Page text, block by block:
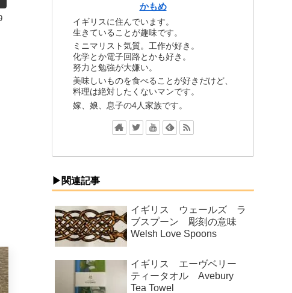
かもめ
イギリスに住んでいます。
生きていることが趣味です。
ミニマリスト気質。工作が好き。
化学とか電子回路とかも好き。
努力と勉強が大嫌い。
美味しいものを食べることが好きだけど、
料理は絶対したくないマンです。
嫁、娘、息子の4人家族です。
▶関連記事
イギリス ウェールズ ラ
ブスプーン 彫刻の意味
Welsh Love Spoons
イギリス エーヴベリー
ティータオル Avebury
Tea Towel